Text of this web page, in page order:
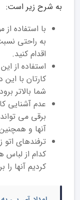
به شرح زیر است:
با استفاده
به راحتی
اقدام کنید.
استفاده از
کارتان با
شما بالاتر
عدم آشنایی
برقی می
آنها و
ترفندهای
کدام از
کردیم آنها را